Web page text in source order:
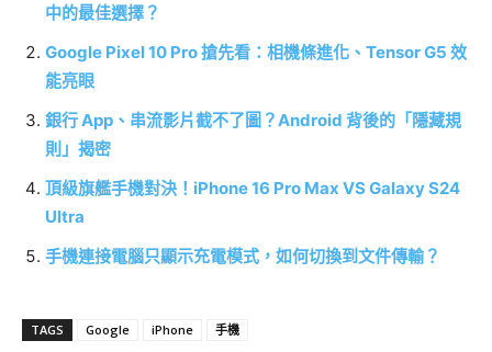
中的最佳選擇？
Google Pixel 10 Pro 搶先看：相機條進化、Tensor G5 效
能亮眼
銀行 App、串流影片截不了圖？Android 背後的「隱藏規
則」揭密
頂級旗艦手機對決！iPhone 16 Pro Max VS Galaxy S24
Ultra
手機連接電腦只顯示充電模式，如何切換到文件傳輸？
TAGS Google iPhone 手機